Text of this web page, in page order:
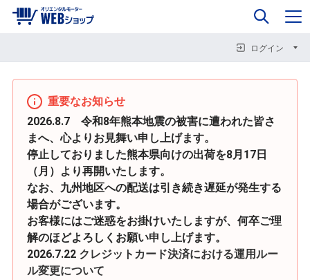
企業情報
ログイン
カート 0
重要なお知らせ
2026.8.7 令和8年熊本地震の被害に遭われた皆さ
まへ、心よりお見舞い申し上げます。
停止しておりました熊本県向けの出荷を8月17日
（月）より再開いたします。
なお、九州地区への配送は引き続き遅延が発生する
場合がございます。
お客様にはご迷惑をお掛けいたしますが、何卒ご理
解のほどよろしくお願い申し上げます。
2026.7.22 クレジットカード決済における運用ルー
ル変更について